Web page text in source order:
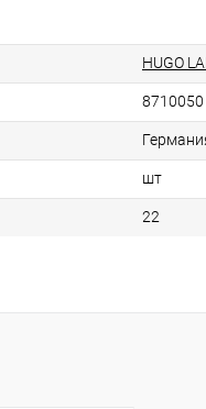
HUGO
8710050
шт
22